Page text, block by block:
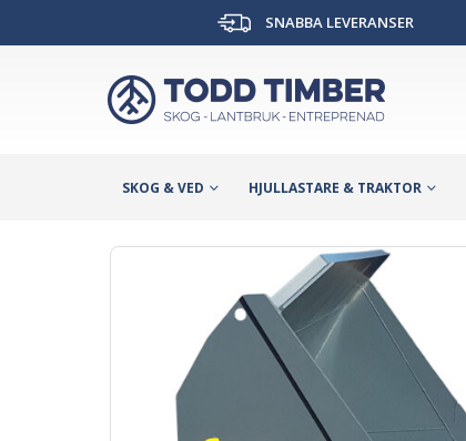
SNABBA LEVERANSER
SKOG & VED HJULLASTARE & TRAKTOR